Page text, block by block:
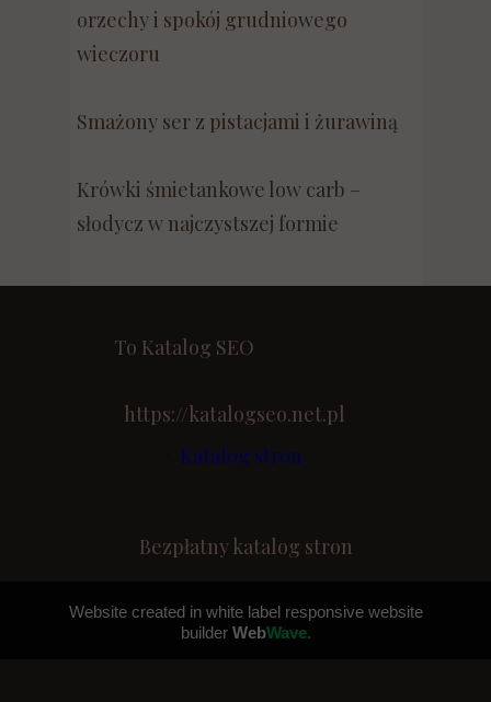
orzechy i spokój grudniowego
wieczoru
Smażony ser z pistacjami i żurawiną
Krówki śmietankowe low carb –
słodycz w najczystszej formie
Katalog stron
Bezpłatny katalog stron
To Katalog SEO
https://katalogseo.net.pl
Website created in white label responsive website
builder WebWave.